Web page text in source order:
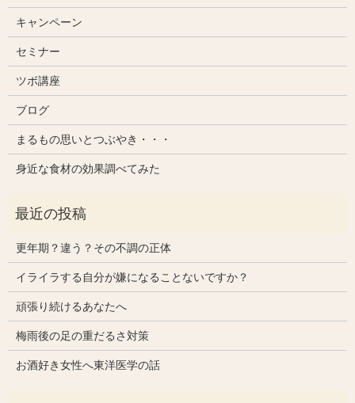
キャンペーン
セミナー
ツボ講座
ブログ
まるもの思いとつぶやき・・・
身近な食材の効果調べてみた
更年期？違う？その不調の正体
イライラする自分が嫌になることないですか？
頑張り続けるあなたへ
梅雨後の足の重だるさ対策
お酒好き女性へ東洋医学の話